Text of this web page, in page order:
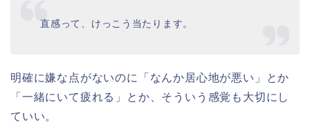
直感って、けっこう当たります。
明確に嫌な点がないのに「なんか居心地が悪い」とか
「一緒にいて疲れる」とか、そういう感覚も大切にし
ていい。